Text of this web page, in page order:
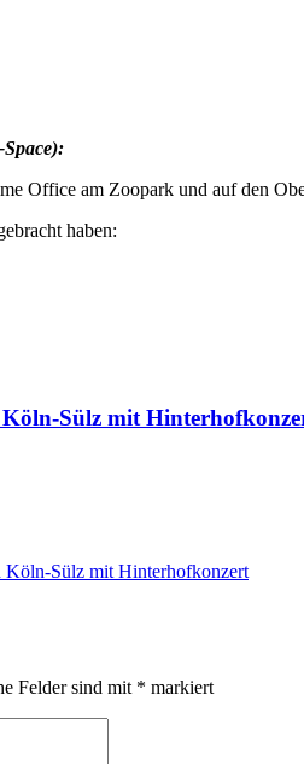
Office am Zoopark und auf den
haben:
Sülz mit
Köln-Sülz mit Hinterhofkonzert
Felder sind mit * markiert